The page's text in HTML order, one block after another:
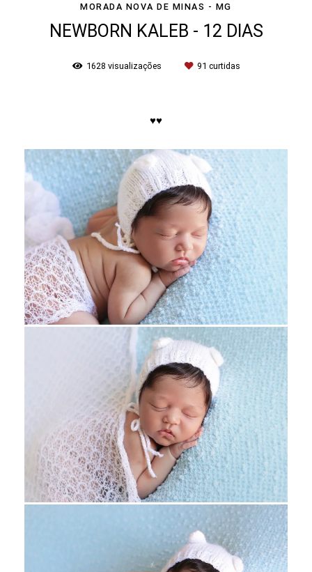
MORADA NOVA DE MINAS - MG
NEWBORN KALEB - 12 DIAS
1628 visualizações 91 curtidas
♥♥